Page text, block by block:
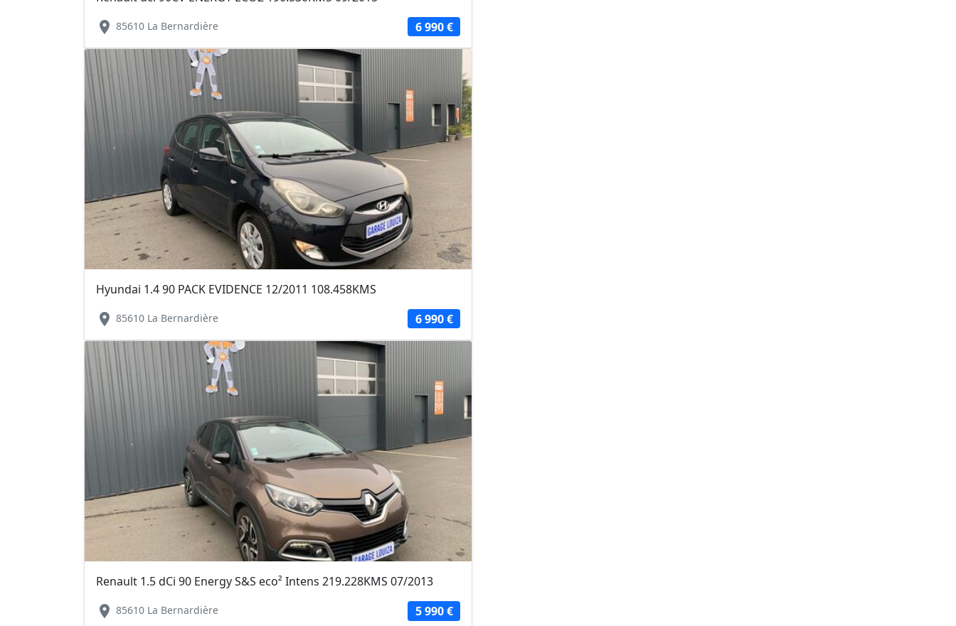
location_on 85610 La Bernardière 6 990 €
Hyundai 1.4 90 PACK EVIDENCE 12/2011 108.458KMS
location_on 85610 La Bernardière 6 990 €
Renault 1.5 dCi 90 Energy S&S eco² Intens 219.228KMS 07/2013
location_on 85610 La Bernardière 5 990 €